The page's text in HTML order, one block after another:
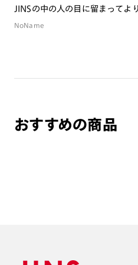
JINSの中の人の目に留まってよ
NoName
おすすめの商品